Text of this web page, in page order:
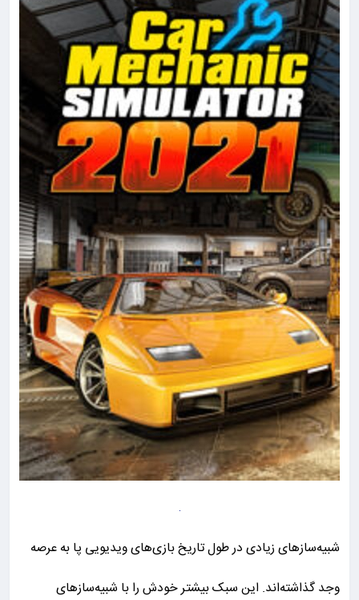
شبیه‌سازهای زیادی در طول تاریخ بازی‌های ویدیویی پا به عرصه
وجد گذاشته‌اند. این سبک بیشتر خودش را با شبیه‌سازهای